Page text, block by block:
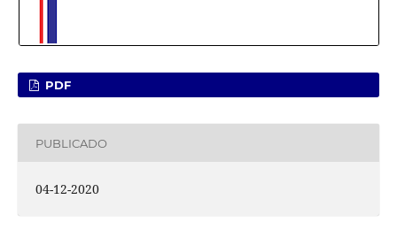
PDF
PUBLICADO
04-12-2020